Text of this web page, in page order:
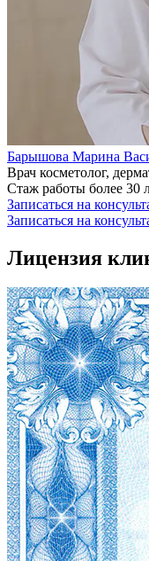
Барышова Марина
Врач косметолог,
Стаж работы более 30
Записаться на
Записаться на
Лицензия